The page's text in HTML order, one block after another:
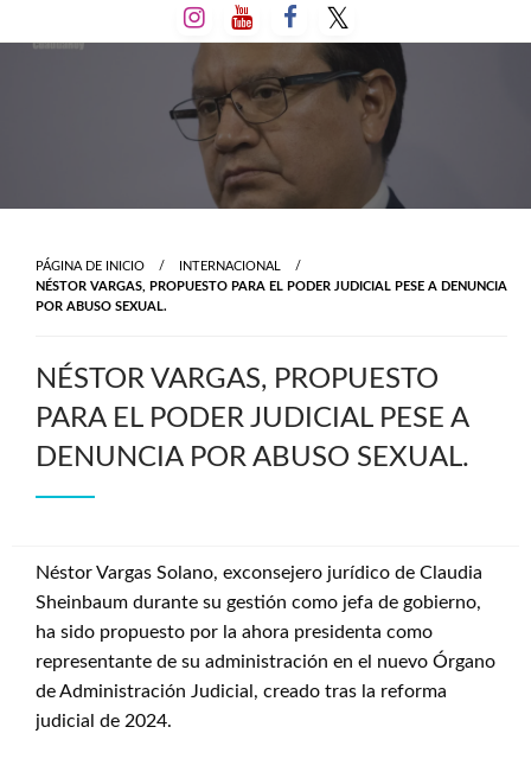
al
PÁGINA DE INICIO
INTERNACIONAL
NÉSTOR VARGAS, PROPUESTO PARA EL PODER JUDICIAL PESE A DENUNCIA
POR ABUSO SEXUAL.
NÉSTOR VARGAS, PROPUESTO
PARA EL PODER JUDICIAL PESE A
DENUNCIA POR ABUSO SEXUAL.
Néstor Vargas Solano, exconsejero jurídico de Claudia
Sheinbaum durante su gestión como jefa de gobierno,
ha sido propuesto por la ahora presidenta como
representante de su administración en el nuevo Órgano
de Administración Judicial, creado tras la reforma
judicial de 2024.